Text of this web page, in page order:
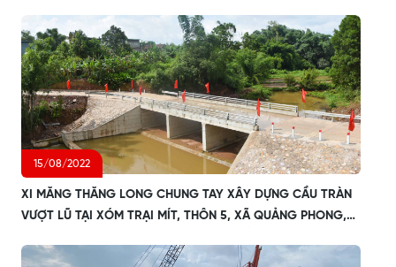
15/08/2022
XI MĂNG THĂNG LONG CHUNG TAY XÂY DỰNG CẦU TRÀN
VƯỢT LŨ TẠI XÓM TRẠI MÍT, THÔN 5, XÃ QUẢNG PHONG,
DÂN TỘC GIAO